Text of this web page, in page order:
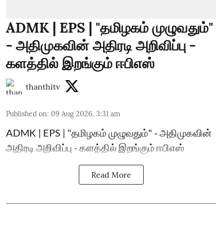
ADMK | EPS | "தமிழகம் முழுவதும்"
- அதிமுகவின் அதிரடி அறிவிப்பு -
களத்தில் இறங்கும் ஈபிஎஸ்
thanthitv
Published on: 09 Aug 2026, 3:31 am
ADMK | EPS | "தமிழகம் முழுவதும்" - அதிமுகவின்
அதிரடி அறிவிப்பு - களத்தில் இறங்கும் ஈபிஎஸ்
Read More